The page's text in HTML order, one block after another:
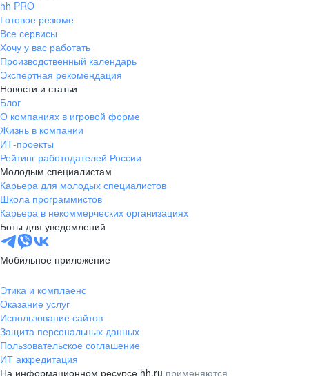
hh PRO
Готовое резюме
Все сервисы
Хочу у вас работать
Производственный календарь
Экспертная рекомендация
Новости и статьи
Блог
О компаниях в игровой форме
Жизнь в компании
ИТ-проекты
Рейтинг работодателей России
Молодым специалистам
Карьера для молодых специалистов
Школа программистов
Карьера в некоммерческих организациях
Боты для уведомлений
Мобильное приложение
Этика и комплаенс
Оказание услуг
Использование сайтов
Защита персональных данных
Пользовательское соглашение
ИТ аккредитация
На информационном ресурсе hh.ru применяются